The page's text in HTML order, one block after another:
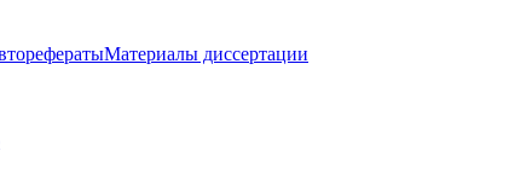
Материалы диссертации